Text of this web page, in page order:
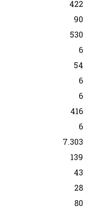
422
90
530
6
54
6
6
416
6
7.303
139
43
28
80